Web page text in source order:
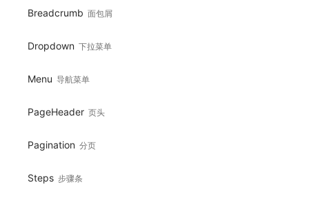
Breadcrumb 面包屑
Dropdown 下拉菜单
Menu 导航菜单
PageHeader 页头
Pagination 分页
Steps 步骤条